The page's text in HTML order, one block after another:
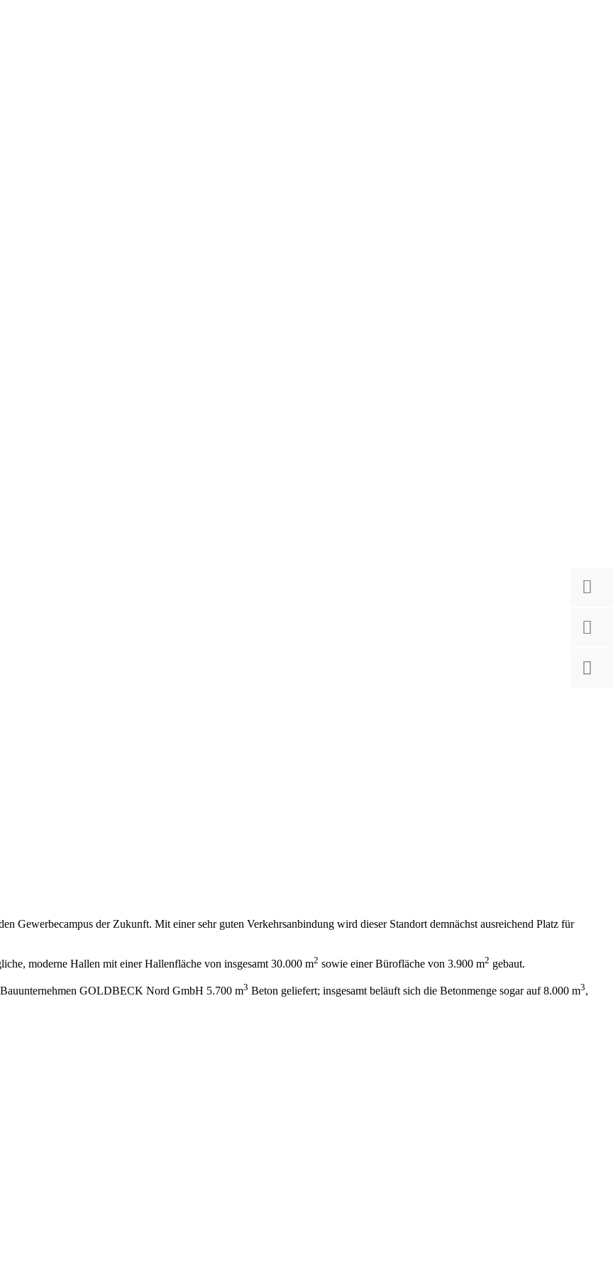
Gewerbecampus der Zukunft. Mit einer sehr guten Verkehrsanbindung wird dieser Standort demnächst ausreichend Platz für
moderne Hallen mit einer Hallenfläche von insgesamt 30.000 m2 sowie einer Bürofläche von 3.900 m2 gebaut.
GOLDBECK Nord GmbH 5.700 m3 Beton geliefert; insgesamt beläuft sich die Betonmenge sogar auf 8.000 m3,